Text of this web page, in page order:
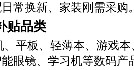
常换新、家装刚需采购
贴品类
平板、轻薄本、游戏
眼镜、学习机等数码产